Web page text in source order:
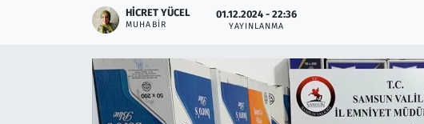
HICRET YÜCEL
MUHABIR
01.12.2024 - 22:36
YAYINLANMA
Teknoloji ve Bilim
Televizyon